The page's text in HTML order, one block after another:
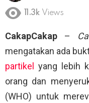
11.3k Views
CakapCakap –
mengatakan ada
partikel
yang lebih
orang dan
(WHO) untuk